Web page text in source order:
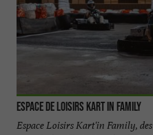
Espace de Loisirs Kart in Family
Espace Loisirs Kart'in Family,